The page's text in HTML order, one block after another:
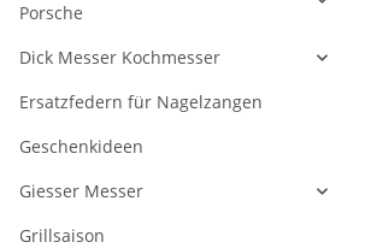
Porsche
Dick Messer Kochmesser
Ersatzfedern für Nagelzangen
Geschenkideen
Giesser Messer
Grillsaison